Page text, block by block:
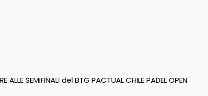
SEMIFINALI del BTG PACTUAL CHILE PADEL OPEN